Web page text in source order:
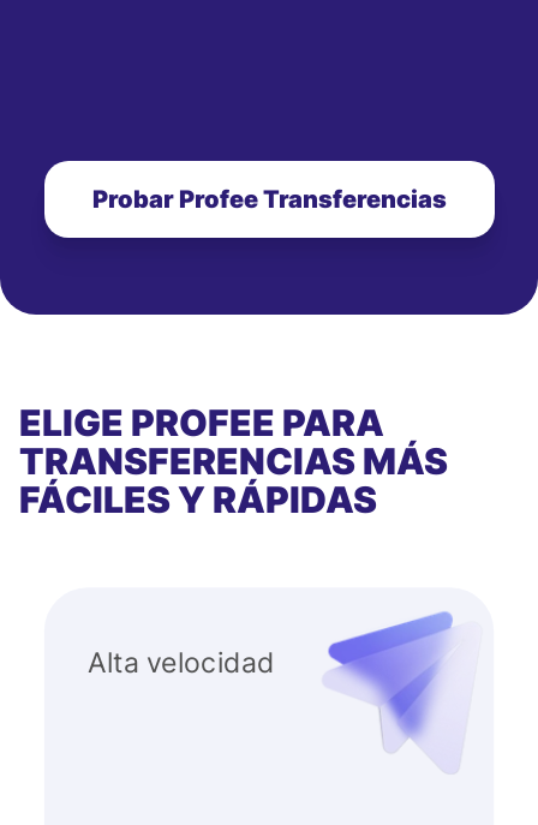
Probar Profee Transferencias
ELIGE PROFEE PARA
TRANSFERENCIAS MÁS
FÁCILES Y RÁPIDAS
Alta velocidad